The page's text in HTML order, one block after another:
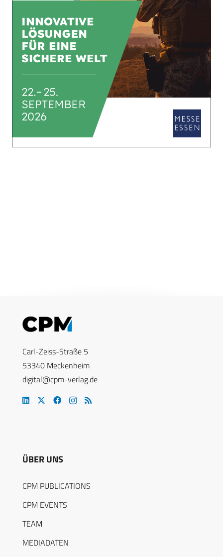
Carl-Zeiss-Straße 5
53340 Meckenheim
digital@cpm-verlag.de
ÜBER UNS
CPM PUBLICATIONS
CPM EVENTS
TEAM
MEDIADATEN